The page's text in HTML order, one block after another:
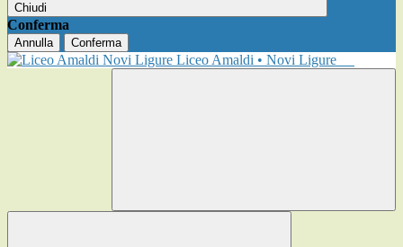
Chiudi
Conferma
Annulla Conferma
Liceo Amaldi • Novi Ligure